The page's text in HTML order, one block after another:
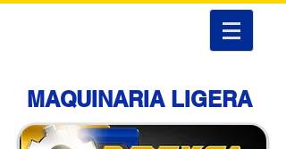
MAQUINARIA LIGERA